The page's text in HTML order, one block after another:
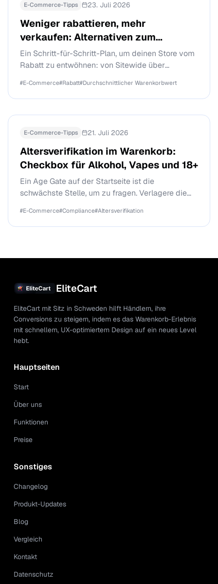
E-Commerce-Tipps 23. Juli 2026
Weniger rabattieren, mehr
verkaufen: Alternativen zum
Prozent-Rabatt
Ein Schritt-für-Schritt-Plan, um deinen Store vom
Rabatt zu entwöhnen: von Sitewide über
#E-Commerce#Rabatt#Durchschnittlicher Warenkorbwert
E-Commerce-Tipps 21. Juli 2026
Altersverifikation im Warenkorb:
Checkbox für Alkohol, Vapes und 18+
Ein Age Gate auf der Startseite ist die
schwächste Stelle, um zu fragen. Verlagere die
Käufer tatsächlich für den Kauf entschieden hat.
#E-Commerce#Compliance#Altersverifikation
EliteCart
EliteCart mit Sitz in Schweden hilft Händlern, ihre
Conversions zu steigern, indem es das Warenkorb-Erlebnis
mit schnellem, UX-optimiertem Design auf ein neues Level
hebt.
Hauptseiten
Start
Über uns
Funktionen
Preise
Sonstiges
Changelog
Produkt-Updates
Blog
Vergleich
Kontakt
Datenschutz